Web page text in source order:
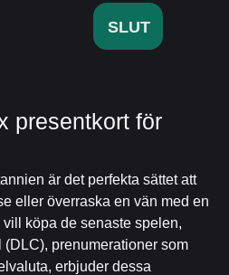
SLUT
presentkort för
är det perfekta sättet att
eller överraska en vän med en
köpa de senaste spelen,
prenumerationer som
erbjuder dessa